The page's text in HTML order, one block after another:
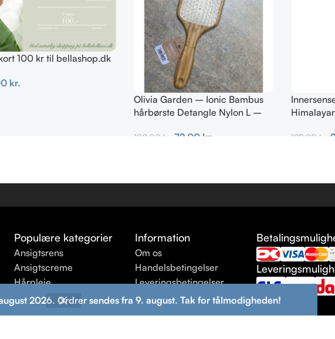
2026. Ordrer sendes fra 9. august. Tak for tålmodigheden!
100 kr til bellashop.dk
kr.
Olivia Garden – Ionic Bambus
hårbørste Detangle Nylon L –
180,00 kr. 72,00 kr. 129,00 kr.
Populære kategorier
Ansigtsrens
Ansigtscreme
Hårpleje
Ansigtspeeling
Information
Om os
Handelsbetingelser
Leveringsbetingelser
Returneringsbetingelser